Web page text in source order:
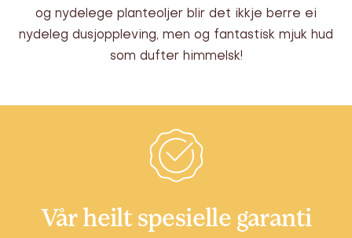
og nydelege planteoljer blir det ikkje berre ei
nydeleg dusjoppleving, men og fantastisk mjuk hud
som dufter himmelsk!
Vår heilt spesielle garanti